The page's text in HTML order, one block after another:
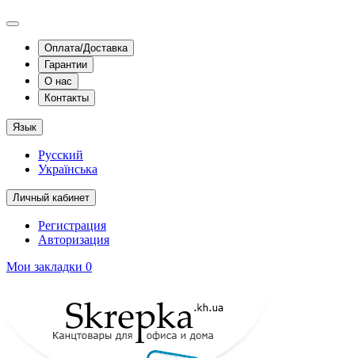
Оплата/Доставка
Гарантии
О нас
Контакты
Язык
Русский
Українська
Личный кабинет
Регистрация
Авторизация
Мои закладки 0